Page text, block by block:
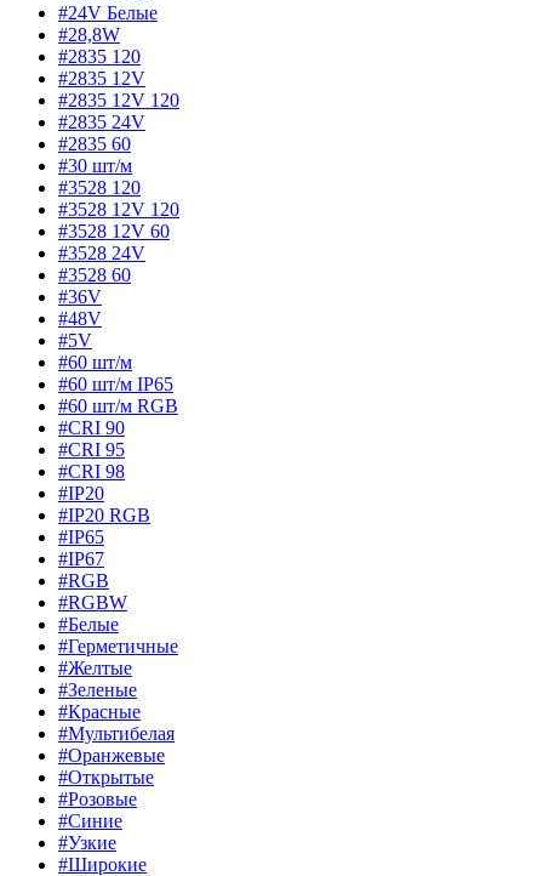
#24V Белые
#28,8W
#2835 120
#2835 12V
#2835 12V 120
#2835 24V
#2835 60
#30 шт/м
#3528 120
#3528 12V 120
#3528 12V 60
#3528 24V
#3528 60
#36V
#48V
#5V
#60 шт/м
#60 шт/м IP65
#60 шт/м RGB
#CRI 90
#CRI 95
#CRI 98
#IP20
#IP20 RGB
#IP65
#IP67
#RGB
#RGBW
#Белые
#Герметичные
#Желтые
#Зеленые
#Красные
#Мультибелая
#Оранжевые
#Открытые
#Розовые
#Синие
#Узкие
#Широкие